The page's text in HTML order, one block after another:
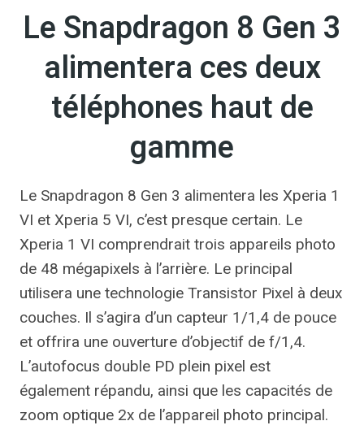
Le Snapdragon 8 Gen 3
alimentera ces deux
téléphones haut de
gamme
Le Snapdragon 8 Gen 3 alimentera les Xperia 1
VI et Xperia 5 VI, c’est presque certain. Le
Xperia 1 VI comprendrait trois appareils photo
de 48 mégapixels à l’arrière. Le principal
utilisera une technologie Transistor Pixel à deux
couches. Il s’agira d’un capteur 1/1,4 de pouce
et offrira une ouverture d’objectif de f/1,4.
L’autofocus double PD plein pixel est
également répandu, ainsi que les capacités de
zoom optique 2x de l’appareil photo principal.